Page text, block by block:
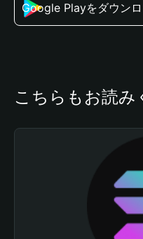
Google Playをダウン
こちらもお読み